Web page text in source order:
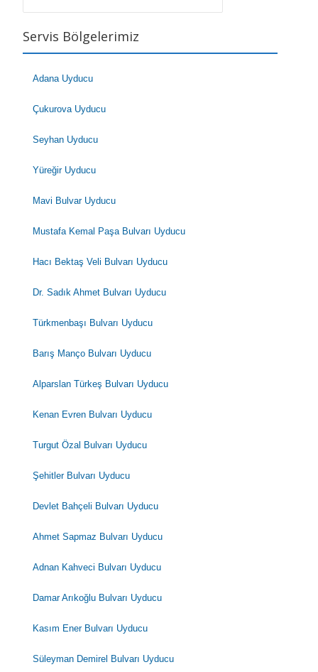
Servis Bölgelerimiz
Adana Uyducu
Çukurova Uyducu
Seyhan Uyducu
Yüreğir Uyducu
Mavi Bulvar Uyducu
Mustafa Kemal Paşa Bulvarı Uyducu
Hacı Bektaş Veli Bulvarı Uyducu
Dr. Sadık Ahmet Bulvarı Uyducu
Türkmenbaşı Bulvarı Uyducu
Barış Manço Bulvarı Uyducu
Alparslan Türkeş Bulvarı Uyducu
Kenan Evren Bulvarı Uyducu
Turgut Özal Bulvarı Uyducu
Şehitler Bulvarı Uyducu
Devlet Bahçeli Bulvarı Uyducu
Ahmet Sapmaz Bulvarı Uyducu
Adnan Kahveci Bulvarı Uyducu
Damar Arıkoğlu Bulvarı Uyducu
Kasım Ener Bulvarı Uyducu
Süleyman Demirel Bulvarı Uyducu